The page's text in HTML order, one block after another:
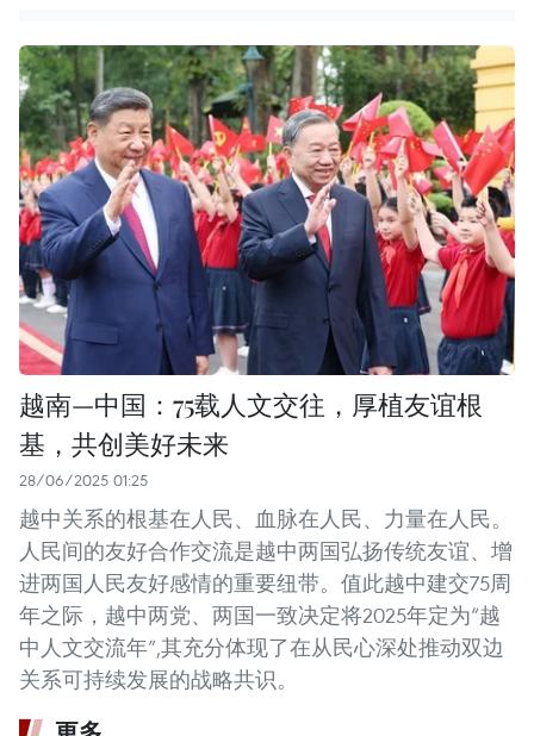
越南—中国：75载人文交往，厚植友谊根
基，共创美好未来
28/06/2025 01:25
越中关系的根基在人民、血脉在人民、力量在人民。
人民间的友好合作交流是越中两国弘扬传统友谊、增
进两国人民友好感情的重要纽带。值此越中建交75周
年之际，越中两党、两国一致决定将2025年定为“越
中人文交流年”,其充分体现了在从民心深处推动双边
关系可持续发展的战略共识。